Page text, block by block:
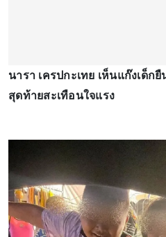
นารา เครปกะเทย เห็นแก๊งเด็ก
สุดท้ายสะเทือนใจแรง